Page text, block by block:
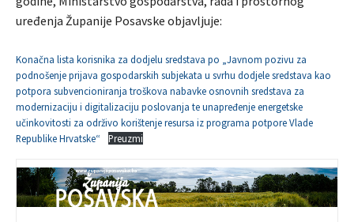
uređenja Županije Posavske objavljuje:
Konačna lista korisnika za dodjelu sredstava po „Javnom pozivu za
podnošenje prijava gospodarskih subjekata u svrhu dodjele sredstava kao
potpora subvencioniranja troškova nabavke osnovnih sredstava za
modernizaciju i digitalizaciju poslovanja te unapređenje energetske
učinkovitosti za održivo korištenje resursa iz programa potpore Vlade
Republike Hrvatske“
Preuzmi